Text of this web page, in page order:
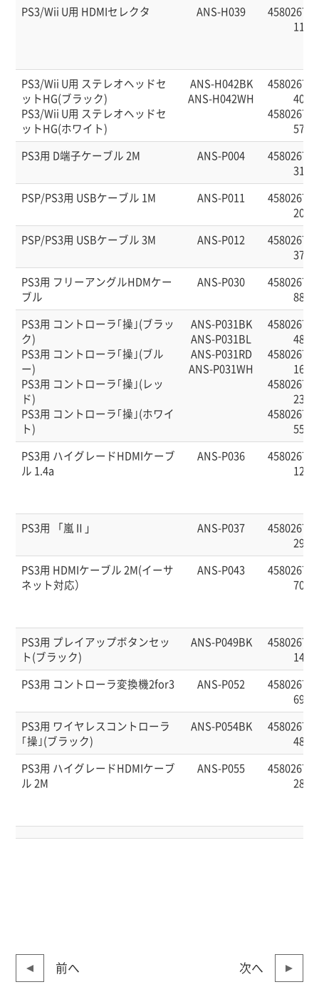
PS3/Wii U用 HDMIセレクタ
ANS-H039
11
PS3/Wii U用 ステレオヘッドセ
ットHG(ブラック)
PS3/Wii U用 ステレオヘッドセ
ットHG(ホワイト)
ANS-H042BK
ANS-H042WH
40
57
PS3用 D端子ケーブル 2M
ANS-P004
31
PSP/PS3用 USBケーブル 1M
ANS-P011
20
PSP/PS3用 USBケーブル 3M
ANS-P012
37
PS3用 フリーアングルHDMケー
ブル
ANS-P030
88
PS3用 コントローラ｢操｣(ブラッ
ク)
PS3用 コントローラ｢操｣(ブル
ー)
PS3用 コントローラ｢操｣(レッ
ド)
PS3用 コントローラ｢操｣(ホワイ
ト)
ANS-P031BK
ANS-P031BL
ANS-P031RD
ANS-P031WH
48
16
23
55
PS3用 ハイグレードHDMIケーブ
ル 1.4a
ANS-P036
12
PS3用 「嵐Ⅱ」 ANS-P037
29
PS3用 HDMIケーブル 2M(イーサ
ネット対応）
ANS-P043
70
PS3用 プレイアップボタンセッ
ト(ブラック)
ANS-P049BK
14
PS3用 コントローラ変換機2for3
ANS-P052
69
PS3用 ワイヤレスコントローラ
｢操｣(ブラック)
ANS-P054BK
48
PS3用 ハイグレードHDMIケーブ
ル 2M
ANS-P055
28
前へ 次へ